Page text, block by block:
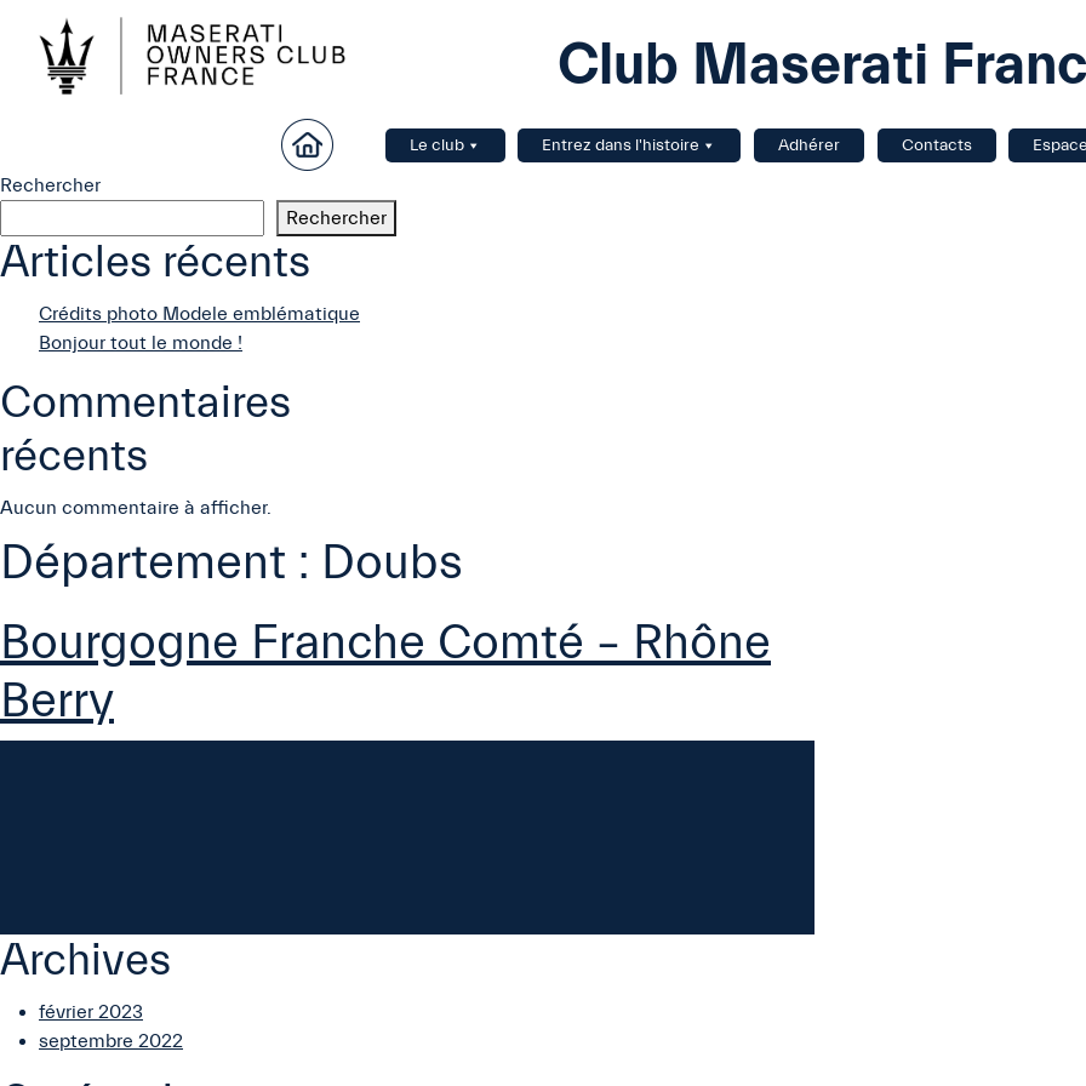
Club Maserati
Le club Entrez dans l'histoire Adhérer Contacts
Rechercher
Rechercher
Articles récents
Crédits photo Modele emblématique
Bonjour tout le monde !
Commentaires
récents
Aucun commentaire à afficher.
Département : Doubs
Bourgogne Franche Comté – Rhône
Berry
Archives
février 2023
septembre 2022